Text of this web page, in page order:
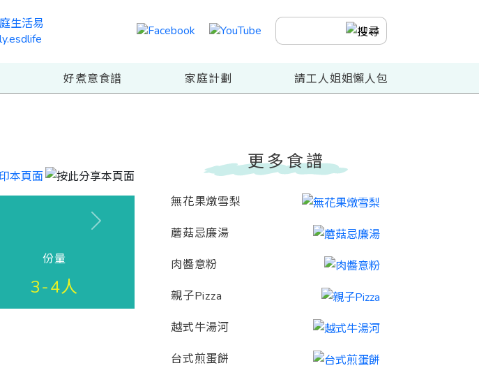
好煮意食譜 家庭計劃 請工人姐姐懶人包
Next
份量
3-4人
更多食譜
無花果燉雪梨
蘑菇忌廉湯
肉醬意粉
親子Pizza
越式牛湯河
台式煎蛋餅